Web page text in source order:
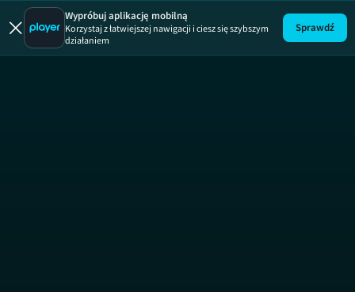
Wypróbuj aplikację mobilną
Korzystaj z łatwiejszej nawigacji i ciesz się szybszym
działaniem
Sprawdź